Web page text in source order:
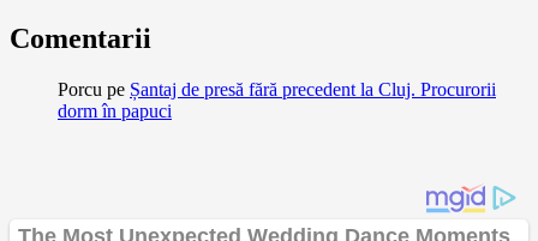
Comentarii
Porcu pe Șantaj de presă fără precedent la Cluj. Procurorii
dorm în papuci